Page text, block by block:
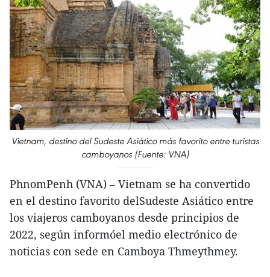
Vietnam, destino del Sudeste Asiático más favorito entre turistas
camboyanos (Fuente: VNA)
PhnomPenh (VNA) – Vietnam se ha convertido
en el destino favorito delSudeste Asiático entre
los viajeros camboyanos desde principios de
2022, según informóel medio electrónico de
noticias con sede en Camboya Thmeythmey.